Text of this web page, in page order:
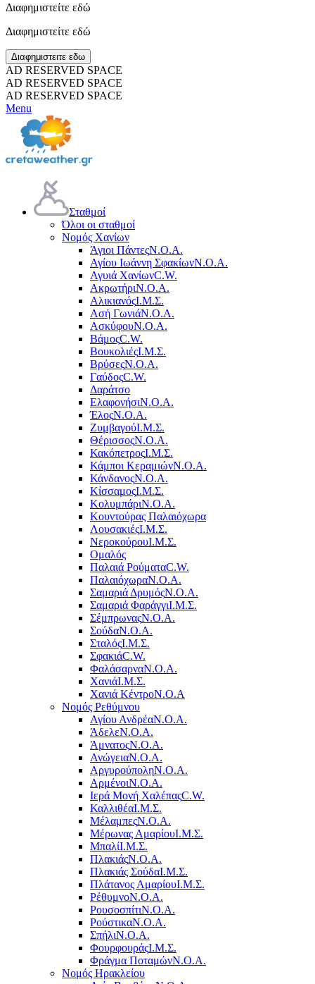
Διαφημιστείτε εδώ
Διαφημιστείτε εδώ
Διαφημιστειτε εδω
AD RESERVED SPACE
AD RESERVED SPACE
AD RESERVED SPACE
Menu
Σταθμοί
Όλοι οι σταθμοί
Νομός Χανίων
Άγιοι ΠάντεςΝ.Ο.Α.
Αγίου Ιωάννη ΣφακίωνΝ.Ο.Α.
Αγυιά ΧανίωνC.W.
ΑκρωτήριΝ.Ο.Α.
ΑλικιανόςΙ.Μ.Σ.
Ασή ΓωνιάΝ.Ο.Α.
ΑσκύφουΝ.Ο.Α.
ΒάμοςC.W.
ΒουκολιέςΙ.Μ.Σ.
ΒρύσεςΝ.Ο.Α.
ΓαύδοςC.W.
Δαράτσο
ΕλαφονήσιΝ.Ο.Α.
ΈλοςΝ.Ο.Α.
ΖυμβαγούΙ.Μ.Σ.
ΘέρισσοςΝ.Ο.Α.
ΚακόπετροςΙ.Μ.Σ.
Κάμποι ΚεραμιώνΝ.Ο.Α.
ΚάνδανοςΝ.Ο.Α.
ΚίσσαμοςΙ.Μ.Σ.
ΚολυμπάριΝ.Ο.Α.
Κουντούρας Παλαιόχωρα
ΛουσακιέςΙ.Μ.Σ.
ΝεροκούρουΙ.Μ.Σ.
Ομαλός
Παλαιά ΡούματαC.W.
ΠαλαιόχωραΝ.Ο.Α.
Σαμαριά ΔρυμόςΝ.Ο.Α.
Σαμαριά ΦαράγγιΙ.Μ.Σ.
ΣέμπρωναςΝ.Ο.Α.
ΣούδαΝ.Ο.Α.
ΣταλόςΙ.Μ.Σ.
ΣφακιάC.W.
ΦαλάσαρναΝ.Ο.Α.
ΧανιάΙ.Μ.Σ.
Χανιά ΚέντροN.O.A
Νομός Ρεθύμνου
Αγίου ΑνδρέαΝ.Ο.Α.
ΆδελεΝ.Ο.Α.
ΆμνατοςΝ.Ο.Α.
ΑνώγειαΝ.Ο.Α.
ΑργυρούποληΝ.Ο.Α.
ΑρμένοιΝ.Ο.Α.
Ιερά Μονή ΧαλέπαςC.W.
ΚαλλιθέαΙ.Μ.Σ.
ΜέλαμπεςΝ.Ο.Α.
Μέρωνας ΑμαρίουΙ.Μ.Σ.
ΜπαλίΙ.Μ.Σ.
ΠλακιάςΝ.Ο.Α.
Πλακιάς ΣούδαΙ.Μ.Σ.
Πλάτανος ΑμαρίουΙ.Μ.Σ.
ΡέθυμνοΝ.Ο.Α.
ΡουσοσπίτιΝ.Ο.Α.
ΡούστικαΝ.Ο.Α.
ΣπήλιΝ.Ο.Α.
ΦουρφουράςΙ.Μ.Σ.
Φράγμα ΠοταμώνΝ.Ο.Α.
Νομός Ηρακλείου